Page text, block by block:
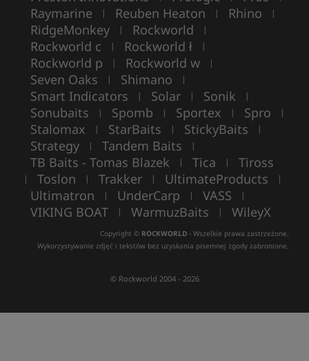
Raymarine | Reuben Heaton | Rhino |
RidgeMonkey | Rockworld |
Rockworld c | Rockworld ł |
Rockworld p | Rockworld w |
Seven Oaks | Shimano |
Smart Indicators | Solar | Sonik |
Sonubaits | Spomb | Sportex | Spro |
Stalomax | StarBaits | StickyBaits |
Strategy | Tandem Baits |
TB Baits - Tomas Blazek | Tica | Tiross
| Toslon | Trakker | UltimateProducts |
Ultimatron | UnderCarp | VASS |
VIKING BOAT | WarmuzBaits | WileyX
Copyright © ROCKWORLD - Wszelkie prawa zastrzeżone.
Wykorzystywanie zdjęć i tekstów bez uzyskania pisemnej zgody zabronione.
© Rockworld 2004 - 2026